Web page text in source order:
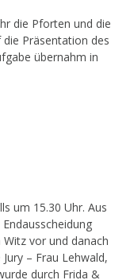
die Pforten und die
Präsentation des
übernahm in
um 15.30 Uhr. Aus
vor und danach
– Frau Lehwald,
durch Frida &